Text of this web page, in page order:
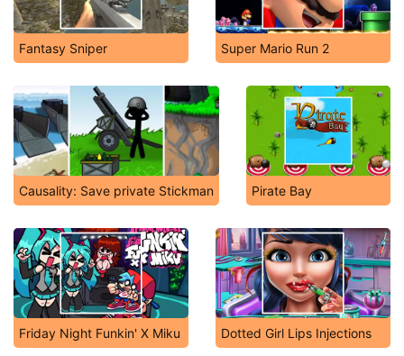
Fantasy Sniper Super Mario Run 2
Causality: Save private Stickman Pirate Bay
Friday Night Funkin' X Miku Dotted Girl Lips Injections